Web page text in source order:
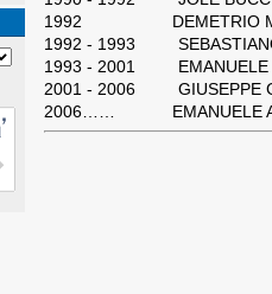
1992 DEMETRIO
1992 - 1993
1993 - 2001 EMANUELE
2001 - 2006 GIUSEPPE
2006…… EMANUELE